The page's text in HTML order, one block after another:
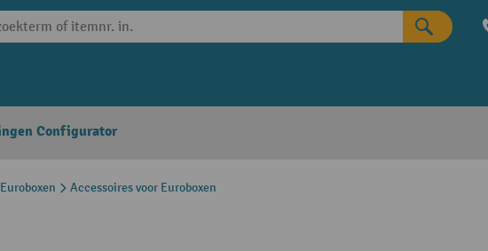
Configurator
Euroboxen Accessoires voor Euroboxen